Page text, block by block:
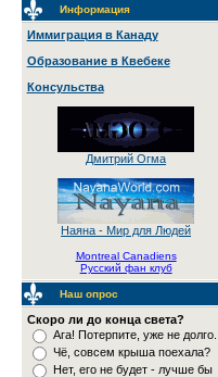
Информация
Иммиграция в Канаду
Образование в Квебеке
Консульства
Дмитрий Огма
Наяна - Мир для Людей
Montreal Canadiens
Русский фан клуб
Наш опрос
Скоро ли до конца света?
Ага! Потерпите, уже не долго...
Чё, совсем крыша поехала?
Нет, его не будет - лучше бы